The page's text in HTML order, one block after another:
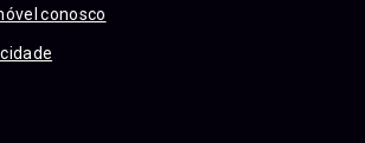
conosco